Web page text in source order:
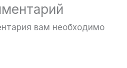
вам необходимо